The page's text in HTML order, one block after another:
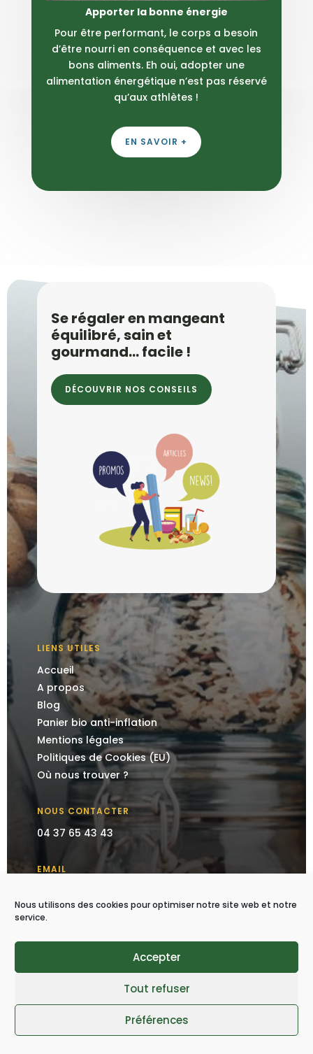
Nous utilisons des cookies pour optimiser notre site web et notre
service.
Accepter
Tout refuser
Préférences
Apporter la bonne énergie
Pour être performant, le corps a besoin
d’être nourri en conséquence et avec les
bons aliments. Eh oui, adopter une
alimentation énergétique n’est pas réservé
qu’aux athlètes !
EN SAVOIR +
Se régaler en mangeant
équilibré, sain et
gourmand… facile !
DÉCOUVRIR NOS CONSEILS
LIENS UTILES
Accueil
A propos
Blog
Panier bio anti-inflation
Mentions légales
Politiques de Cookies (EU)
Où nous trouver ?
NOUS CONTACTER
04 37 65 43 43
EMAIL
recettes

Produits
Bienfaits
Conseils